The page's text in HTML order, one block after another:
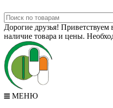
Дорогие друзья!
наличие товара и цены.
МЕНЮ